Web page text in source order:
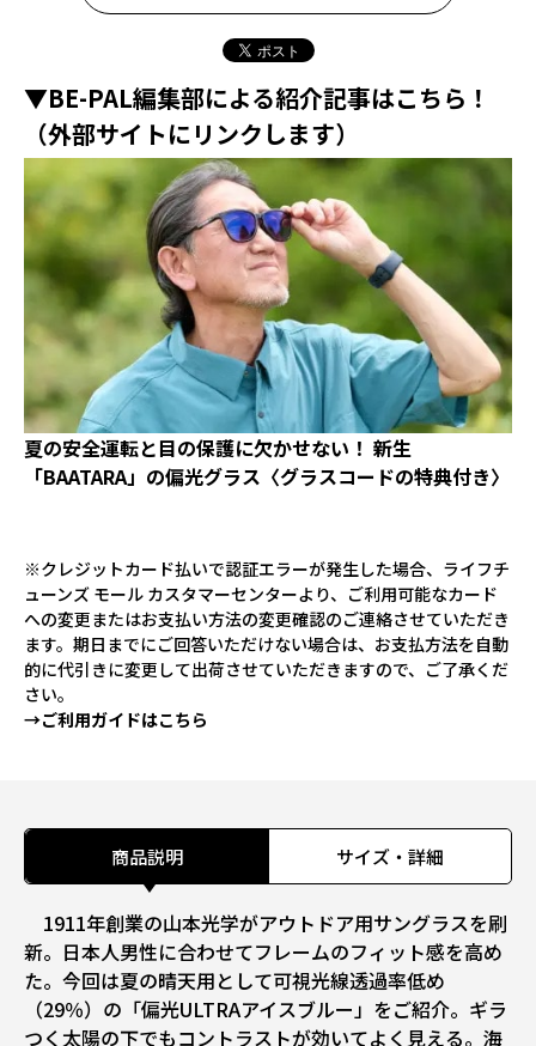
▼BE-PAL編集部による紹介記事はこちら！
（外部サイトにリンクします）
夏の安全運転と目の保護に欠かせない！ 新生
「BAATARA」の偏光グラス〈グラスコードの特典付き〉
※クレジットカード払いで認証エラーが発生した場合、ライフチ
ューンズ モール カスタマーセンターより、ご利用可能なカード
への変更またはお支払い方法の変更確認のご連絡させていただき
ます。期日までにご回答いただけない場合は、お支払方法を自動
的に代引きに変更して出荷させていただきますので、ご了承くだ
さい。
→ご利用ガイドはこちら
商品説明 サイズ・詳細
1911年創業の山本光学がアウトドア用サングラスを刷
新。日本人男性に合わせてフレームのフィット感を高め
た。今回は夏の晴天用として可視光線透過率低め
（29％）の「偏光ULTRAアイスブルー」をご紹介。ギラ
つく太陽の下でもコントラストが効いてよく見える。海